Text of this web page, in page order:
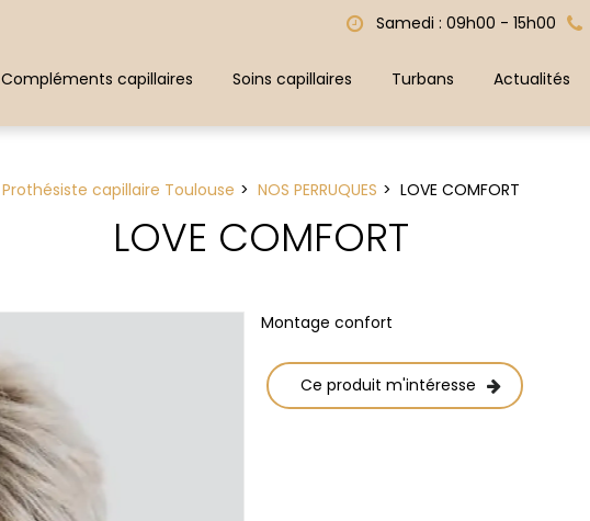
Samedi : 09h00 - 15h00
Compléments capillaires Soins capillaires Turbans Actualités
Prothésiste capillaire Toulouse NOS PERRUQUES LOVE COMFORT
LOVE COMFORT
Montage confort
Ce produit m'intéresse